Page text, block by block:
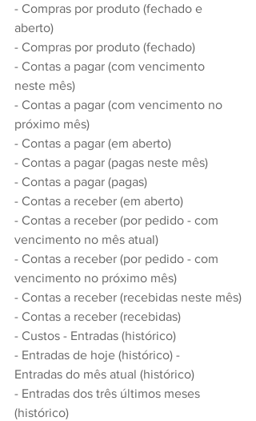
- Compras por produto (fechado e
aberto)
- Compras por produto (fechado)
- Contas a pagar (com vencimento
neste mês)
- Contas a pagar (com vencimento no
próximo mês)
- Contas a pagar (em aberto)
- Contas a pagar (pagas neste mês)
- Contas a pagar (pagas)
- Contas a receber (em aberto)
- Contas a receber (por pedido - com
vencimento no mês atual)
- Contas a receber (por pedido - com
vencimento no próximo mês)
- Contas a receber (recebidas neste mês)
- Contas a receber (recebidas)
- Custos - Entradas (histórico)
- Entradas de hoje (histórico) -
Entradas do mês atual (histórico)
- Entradas dos três últimos meses
(histórico)